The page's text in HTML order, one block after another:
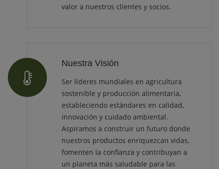
valor a nuestros clientes y socios.
Nuestra Visión
Ser líderes mundiales en agricultura
sostenible y producción alimentaria,
estableciendo estándares en calidad,
innovación y cuidado ambiental.
Aspiramos a construir un futuro donde
nuestros productos enriquezcan vidas,
fomenten la confianza y contribuyan a
un planeta más saludable para las